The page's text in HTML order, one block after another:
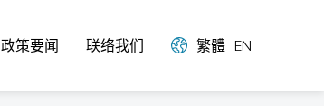
政策要闻 联络我们 繁體 EN